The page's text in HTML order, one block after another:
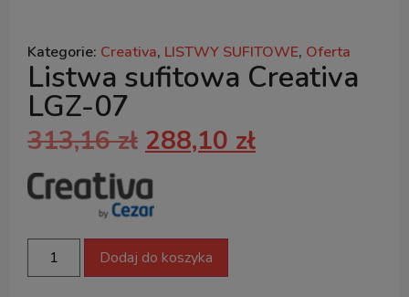
Kategorie: Creativa, LISTWY SUFITOWE, Oferta
Listwa sufitowa Creativa
LGZ-07
313,16zł 288,10 zł
Dodaj do koszyka